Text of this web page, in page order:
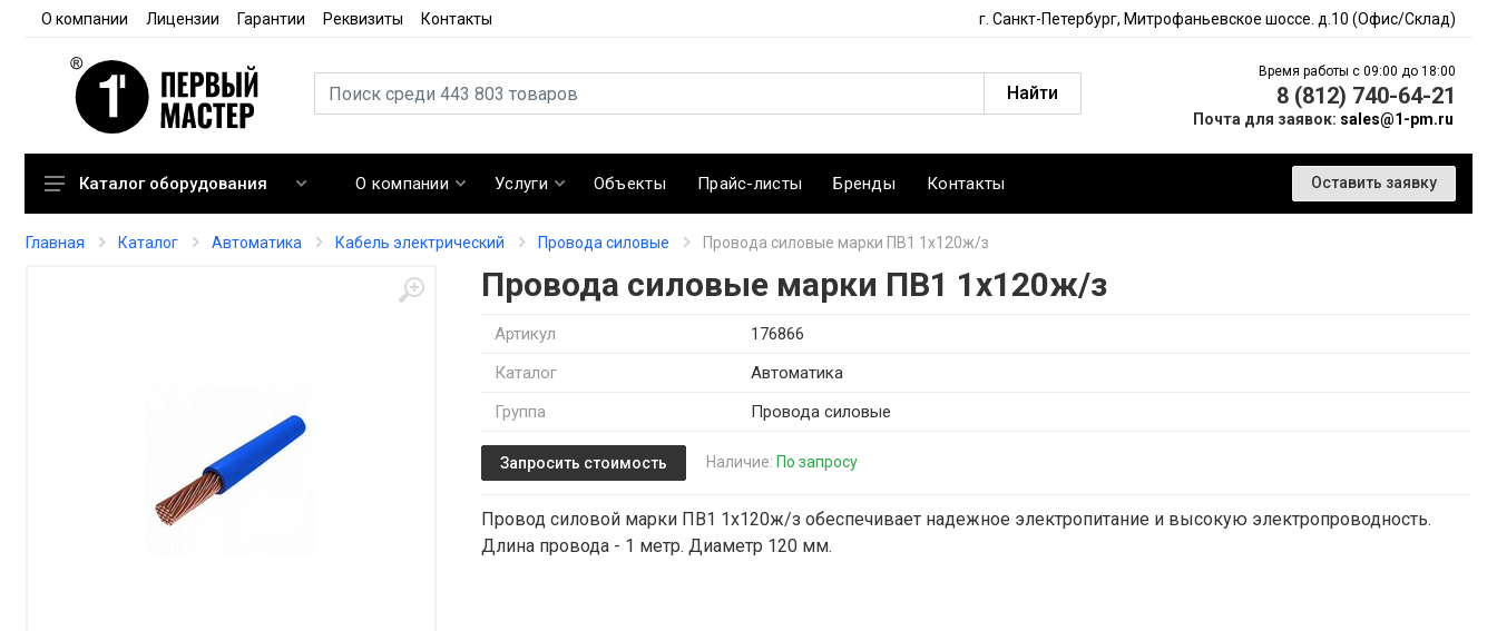
О компании Лицензии Гарантии Реквизиты Контакты г. Санкт-Петербург, Митрофаньевское шоссе. д.10 (Офис/Склад)
Найти
Время работы с 09:00 до 18:00
8 (812) 740-64-21
Почта для заявок: sales@1-pm.ru
Кондиционирование
Каталог оборудования О компании Услуги Объекты Прайс-листы Бренды Контакты Оставить заявку
Главная Каталог Автоматика Кабель электрический Провода силовые Провода силовые марки ПВ1 1х120ж/з
Провода силовые марки ПВ1 1х120ж/з
Артикул
176866
Каталог
Автоматика
Группа
Провода силовые
Запросить стоимость Наличие: По запросу
Провод силовой марки ПВ1 1х120ж/з обеспечивает надежное электропитание и высокую электропроводность.
Длина провода - 1 метр. Диаметр 120 мм.